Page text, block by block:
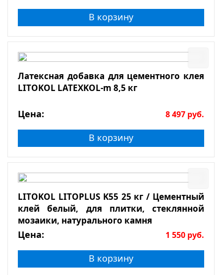
В корзину
Латексная добавка для цементного клея
LITOKOL LATEXKOL-m 8,5 кг
Цена: 8 497 руб.
В корзину
LITOKOL LITOPLUS K55 25 кг / Цементный
клей белый, для плитки, стеклянной
мозаики, натурального камня
Цена: 1 550 руб.
В корзину